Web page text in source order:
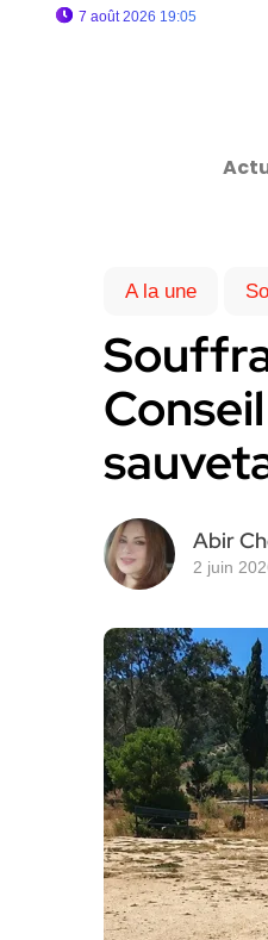
7 août 2026 19:05
A la une
Abir
2 juin